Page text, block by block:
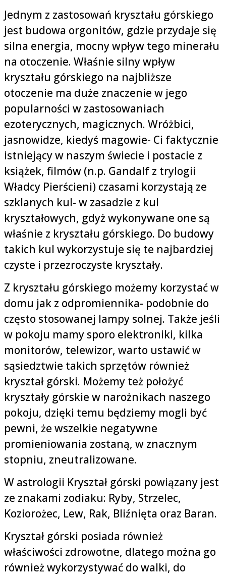
Jednym z zastosowań kryształu górskiego
jest budowa orgonitów, gdzie przydaje się
silna energia, mocny wpływ tego minerału
na otoczenie. Właśnie silny wpływ
kryształu górskiego na najbliższe
otoczenie ma duże znaczenie w jego
popularności w zastosowaniach
ezoterycznych, magicznych. Wróżbici,
jasnowidze, kiedyś magowie- Ci faktycznie
istniejący w naszym świecie i postacie z
książek, filmów (n.p. Gandalf z trylogii
Władcy Pierścieni) czasami korzystają ze
szklanych kul- w zasadzie z kul
kryształowych, gdyż wykonywane one są
właśnie z kryształu górskiego. Do budowy
takich kul wykorzystuje się te najbardziej
czyste i przezroczyste kryształy.
Z kryształu górskiego możemy korzystać w
domu jak z odpromiennika- podobnie do
często stosowanej lampy solnej. Także jeśli
w pokoju mamy sporo elektroniki, kilka
monitorów, telewizor, warto ustawić w
sąsiedztwie takich sprzętów również
kryształ górski. Możemy też położyć
kryształy górskie w narożnikach naszego
pokoju, dzięki temu będziemy mogli być
pewni, że wszelkie negatywne
promieniowania zostaną, w znacznym
stopniu, zneutralizowane.
W astrologii Kryształ górski powiązany jest
ze znakami zodiaku: Ryby, Strzelec,
Koziorożec, Lew, Rak, Bliźnięta oraz Baran.
Kryształ górski posiada również
właściwości zdrowotne, dlatego można go
również wykorzystywać do walki, do